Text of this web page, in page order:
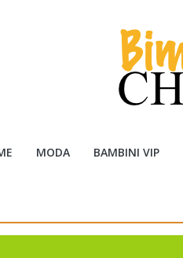
MODA BAMBINI VIP